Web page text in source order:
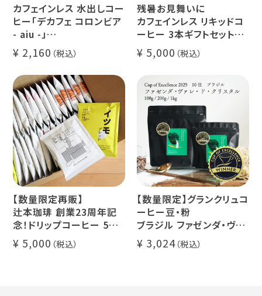
カフェインレス 水出しコー
ヒー「デカフェ コロンビア
- aiu -」
24g×6個（約12杯分）
マウンテンウォータープロ
セス カフェインレスコーヒ
ー豆100%使用 メール便
でお届け
2,160
残暑お見舞いに
カフェインレス リキッドコ
ーヒー 3本ギフトセット
クラッシュド デカフェ ゼリ
ー 1本
デカフェ オレベース【無
糖】1本
デカフェ アイスコーヒー 1
5,000
【数量限定再販】
辻本珈琲 創業23周年記
念！ドリップコーヒー 5種
50杯セット
アニバーサリーブレンド
5,000
【数量限定】グランクリュコ
ーヒー豆・粉
ブラジル ファゼンダ・ヴァ
レ・ド・クリスタル（100g /
200g / 1kg）
3,024